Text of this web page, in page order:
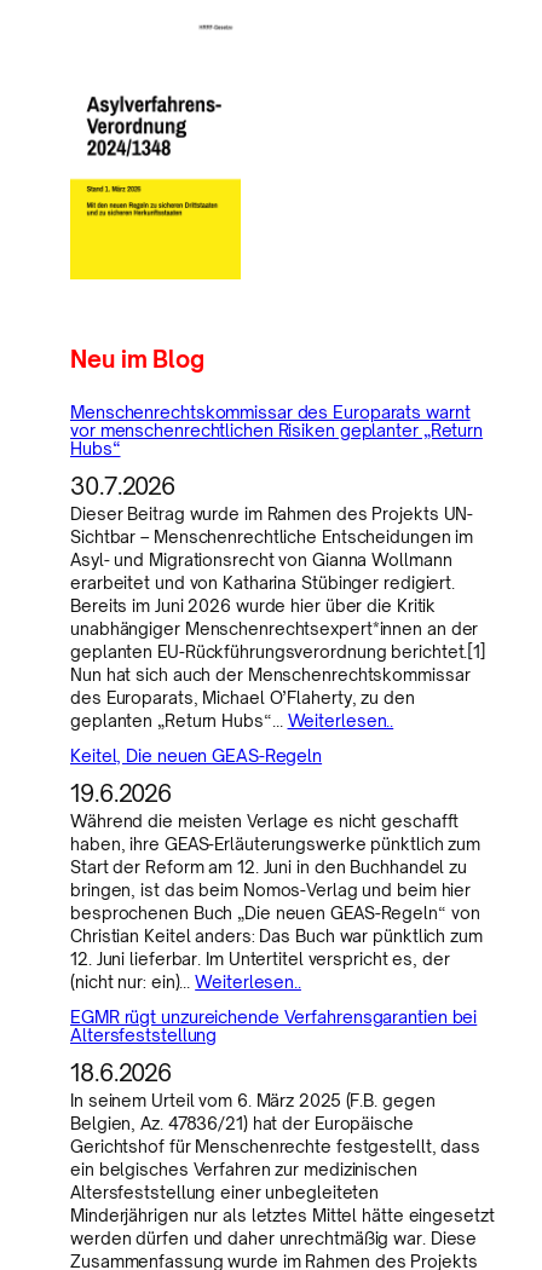
Neu im Blog
Menschenrechtskommissar des Europarats warnt
vor menschenrechtlichen Risiken geplanter „Return
Hubs“
30.7.2026
Dieser Beitrag wurde im Rahmen des Projekts UN-
Sichtbar – Menschenrechtliche Entscheidungen im
Asyl- und Migrationsrecht von Gianna Wollmann
erarbeitet und von Katharina Stübinger redigiert.
Bereits im Juni 2026 wurde hier über die Kritik
unabhängiger Menschenrechtsexpert*innen an der
geplanten EU-Rückführungsverordnung berichtet.[1]
Nun hat sich auch der Menschenrechtskommissar
des Europarats, Michael O’Flaherty, zu den
geplanten „Return Hubs“… Weiterlesen..
Keitel, Die neuen GEAS-Regeln
19.6.2026
Während die meisten Verlage es nicht geschafft
haben, ihre GEAS-Erläuterungswerke pünktlich zum
Start der Reform am 12. Juni in den Buchhandel zu
bringen, ist das beim Nomos-Verlag und beim hier
besprochenen Buch „Die neuen GEAS-Regeln“ von
Christian Keitel anders: Das Buch war pünktlich zum
12. Juni lieferbar. Im Untertitel verspricht es, der
(nicht nur: ein)…Weiterlesen..
EGMR rügt unzureichende Verfahrensgarantien bei
Altersfeststellung
18.6.2026
In seinem Urteil vom 6. März 2025 (F.B. gegen
Belgien, Az. 47836/21) hat der Europäische
Gerichtshof für Menschenrechte festgestellt, dass
ein belgisches Verfahren zur medizinischen
Altersfeststellung einer unbegleiteten
Minderjährigen nur als letztes Mittel hätte eingesetzt
werden dürfen und daher unrechtmäßig war. Diese
Zusammenfassung wurde im Rahmen des Projekts